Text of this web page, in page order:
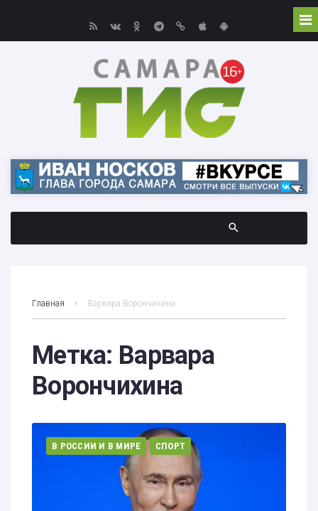
Главная Варвара Ворончихина
Метка: Варвара
Ворончихина
В РОССИИ И В МИРЕ СПОРТ